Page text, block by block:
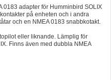
0183 adapter för Humminbird SOLIX
på enheten och i andra
och en NMEA 0183 snabbkotakt.
eller liknande. Lämplig för
Finns även med dubbla NMEA